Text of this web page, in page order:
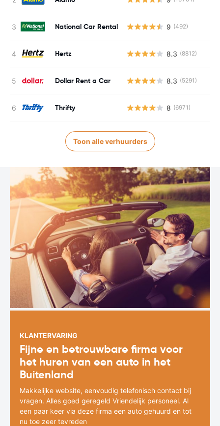
National Car Rental 9 (492)
Hertz 8.3 (8812)
Dollar Rent a Car 8.3 (5291)
Thrifty 8 (6971)
Toon alle verhuurders
KLANTERVARING
Fijne en betrouwbare firma voor
het huren van een auto in het
Buitenland
Makkelijke website, eenvoudig telefonisch contact bij
vragen. Alles goed geregeld Vriendelijk personeel. Al
een paar keer via deze firma een auto gehuurd en tot
nu toe zeer tevreden